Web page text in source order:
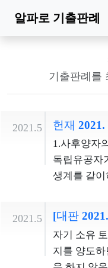
알파로 기출판례
기출판례를
2021.5 헌재
1.사후양자
독립유공자
생계를 같
보다 불리
후양자와 일
향상을 도
차이가 있으
2021.5 [대판
자기 소유
지를 양도